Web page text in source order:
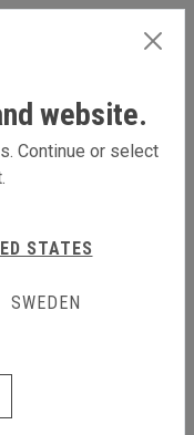
website.
Continue or select
STATES
SWEDEN